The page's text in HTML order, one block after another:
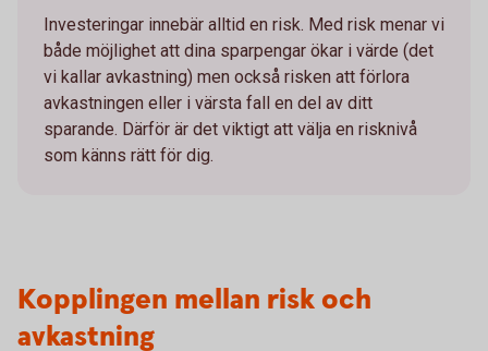
Investeringar innebär alltid en risk. Med risk menar vi
både möjlighet att dina sparpengar ökar i värde (det
vi kallar avkastning) men också risken att förlora
avkastningen eller i värsta fall en del av ditt
sparande. Därför är det viktigt att välja en risknivå
som känns rätt för dig.
Kopplingen mellan risk och
avkastning